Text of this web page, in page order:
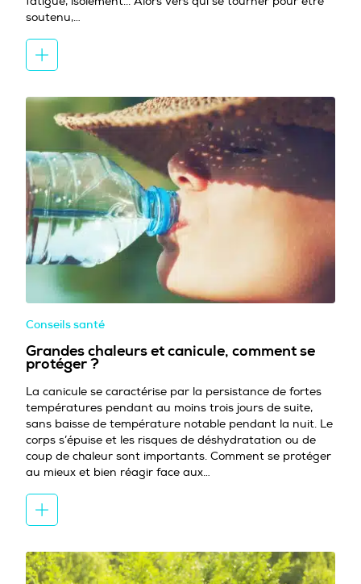
soutenu,…
Conseils santé
Grandes chaleurs et canicule, comment se
protéger ?
La canicule se caractérise par la persistance de fortes
températures pendant au moins trois jours de suite,
sans baisse de température notable pendant la nuit. Le
corps s’épuise et les risques de déshydratation ou de
coup de chaleur sont importants. Comment se protéger
au mieux et bien réagir face aux…